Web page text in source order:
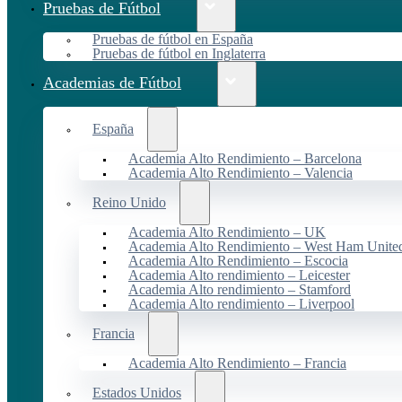
Pruebas de Fútbol
Pruebas de fútbol en España
Pruebas de fútbol en Inglaterra
Academias de Fútbol
España
Academia Alto Rendimiento – Barcelona
Academia Alto Rendimiento – Valencia
Reino Unido
Academia Alto Rendimiento – UK
Academia Alto Rendimiento – West Ham
Academia Alto Rendimiento – Escocia
Academia Alto rendimiento – Leicester
Academia Alto rendimiento – Stamford
Academia Alto rendimiento – Liverpool
Francia
Academia Alto Rendimiento – Francia
Estados Unidos